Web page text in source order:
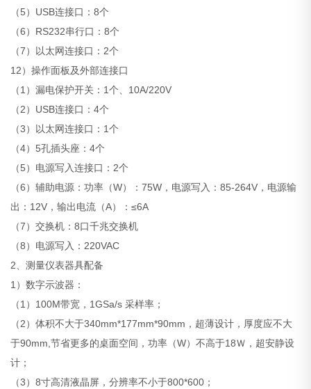
（5）USB连接口：8个
（6）RS232串行口：8个
（7）以太网连接口：2个
12）操作面板及外部连接口
（1）漏电保护开关：1个、10A/220V
（2）USB连接口：4个
（3）以太网连接口：1个
（4）5孔插头座：4个
（5）电源写入连接口：2个
（6）辅助电源：功率（W）：75W，电源写入：85-264V，电源输
出：12V，输出电流（A）：≤6A
（7）交换机：8口千兆交换机
（8）电源写入：220VAC
2、测量仪表器具配备
1）数字示波器：
（1）100M带宽，1GSa/s 采样率；
（2）体积不大于340mm*177mm*90mm，超薄设计，厚度应不大
于90mm,节省更多的桌面空间，功率（W）不高于18Ｗ，超安静设
计；
（3）8寸高清液晶屏，分辨率不小于800*600；